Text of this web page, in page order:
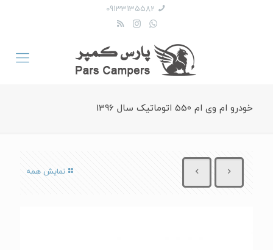
09133135582
خودرو ام وی ام 550 اتوماتیک سال 1396
نمایش همه